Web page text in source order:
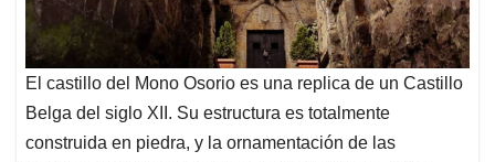
El castillo del Mono Osorio es una replica de un Castillo
Belga del siglo XII. Su estructura es totalmente
construida en piedra, y la ornamentación de las